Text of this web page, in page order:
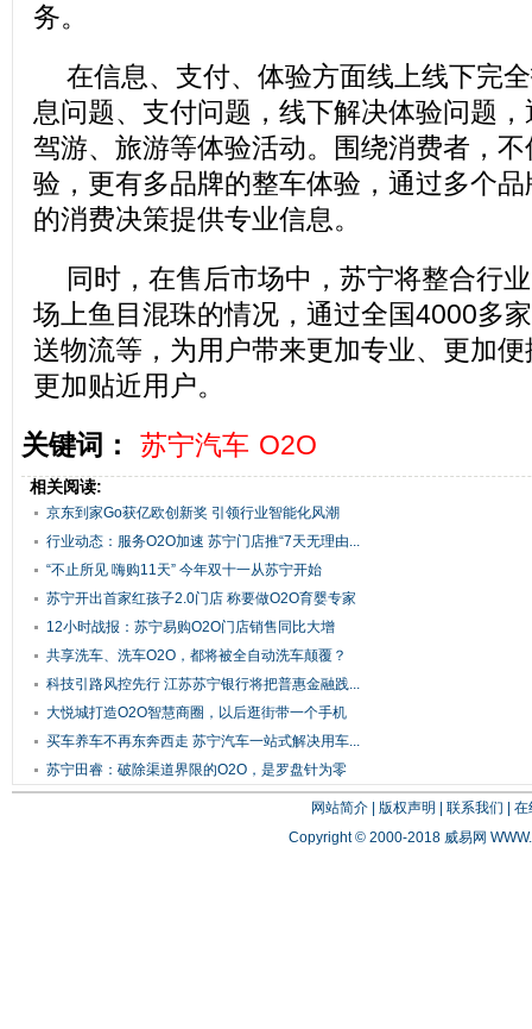
务。
在信息、支付、体验方面线上线下完
息问题、支付问题，线下解决体验问题
驾游、旅游等体验活动。围绕消费者，
验，更有多品牌的整车体验，通过多个
的消费决策提供专业信息。
同时，在售后市场中，苏宁将整合行
场上鱼目混珠的情况，通过全国4000多
送物流等，为用户带来更加专业、更加
更加贴近用户。
关键词：
苏宁汽车 O2O
相关阅读:
京东到家Go获亿欧创新奖 引领行业智能化风潮
行业动态：服务O2O加速 苏宁门店推“7天无理由...
“不止所见 嗨购11天” 今年双十一从苏宁开始
苏宁开出首家红孩子2.0门店 称要做O2O育婴专家
12小时战报：苏宁易购O2O门店销售同比大增
161.5%
共享洗车、洗车O2O，都将被全自动洗车颠覆？
科技引路风控先行 江苏苏宁银行将把普惠金融践...
大悦城打造O2O智慧商圈，以后逛街带一个手机
就...
买车养车不再东奔西走 苏宁汽车一站式解决用车...
苏宁田睿：破除渠道界限的O2O，是罗盘针为零
售...
网站简介| 版权声明 联系我们
在
Copyright © 2000-2018 威易网 WWW.